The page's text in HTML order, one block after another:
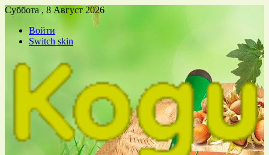
Суббота , 8 Август 2026
Войти
Switch skin